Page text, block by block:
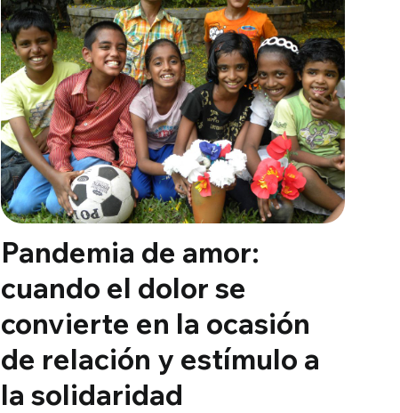
Pandemia de amor:
cuando el dolor se
convierte en la ocasión
de relación y estímulo a
la solidaridad